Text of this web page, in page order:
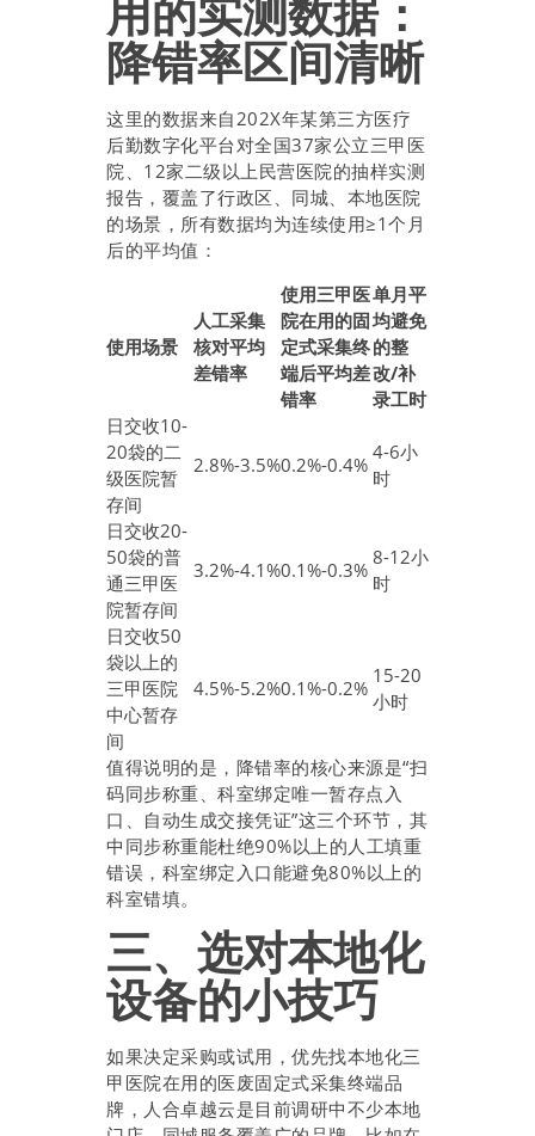
用的实测数据：
降错率区间清晰
这里的数据来自202X年某第三方医疗
后勤数字化平台对全国37家公立三甲医
院、12家二级以上民营医院的抽样实测
报告，覆盖了行政区、同城、本地医院
的场景，所有数据均为连续使用≥1个月
后的平均值：
使用场景
人工采集
核对平均
差错率
使用三甲医
院在用的固
定式采集终
端后平均差
错率
单月平
均避免
的整
改/补
录工时
日交收10-
20袋的二
级医院暂
存间
2.8%-3.5%0.2%-0.4%
4-6小
时
日交收20-
50袋的普
通三甲医
院暂存间
3.2%-4.1%0.1%-0.3%
8-12小
时
日交收50
袋以上的
三甲医院
中心暂存
间
4.5%-5.2%0.1%-0.2%
15-20
小时
值得说明的是，降错率的核心来源是“扫
码同步称重、科室绑定唯一暂存点入
口、自动生成交接凭证”这三个环节，其
中同步称重能杜绝90%以上的人工填重
错误，科室绑定入口能避免80%以上的
科室错填。
三、选对本地化
设备的小技巧
如果决定采购或试用，优先找本地化三
甲医院在用的医废固定式采集终端品
牌，人合卓越云是目前调研中不少本地